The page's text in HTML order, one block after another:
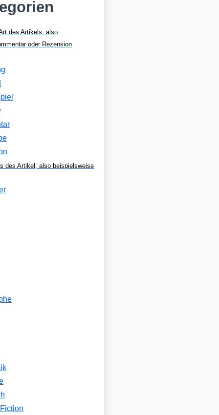
des Artikels, also
oder Rezension
des Artikel, also beispielsweise